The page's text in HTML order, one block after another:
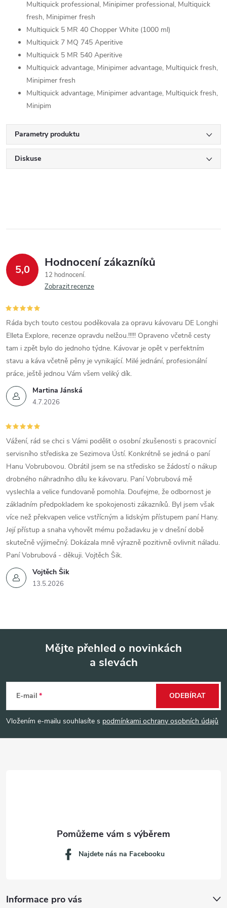
Multiquick professional, Minipimer professional, Multiquick
fresh, Minipimer fresh
Multiquick 5 MR 40 Chopper White (1000 ml)
Multiquick 7 MQ 745 Aperitive
Multiquick 5 MR 540 Aperitive
Multiquick advantage, Minipimer advantage, Multiquick fresh,
Minipimer fresh
Multiquick advantage, Minipimer advantage, Multiquick fresh,
Minipim
Parametry produktu
Diskuse
5,0 Hodnocení zákazníků
12 hodnocení
Zobrazit recenze
Martina Jánská
4.7.2026
Ráda bych touto cestou poděkovala za opravu kávovaru DE Longhi
Elleta Explore, recenze opravdu nelžou.!!!!! Opraveno včetně cesty
tam i zpět bylo do jednoho týdne. Kávovar je opět v perfektním
stavu a káva včetně pěny je vynikající. Milé jednání, profesionální
práce, ještě jednou Vám všem veliký dík.
Vojtěch Šik
13.5.2026
Vážení, rád se chci s Vámi podělit o osobní zkušenosti s pracovnicí
servisního střediska ze Sezimova Ústí. Konkrétně se jedná o paní
Hanu Vobrubovou. Obrátil jsem se na středisko se žádostí o nákup
drobného náhradního dílu ke kávovaru. Paní Vobrubová mě
vyslechla a velice fundovaně pomohla. Doufejme, že odbornost je
základním předpokladem ke spokojenosti zákazníků. Byl jsem však
více než překvapen velice vstřícným a lidským přístupem paní Hany.
Její přístup a snaha vyhovět mému požadavku je v dnešní době
skutečně výjimečný. Dokázala mně výrazně pozitivně ovlivnit náladu.
Paní Vobrubová - děkuji. Vojtěch Šik.
p
a
Mějte přehled o novinkách
a slevách
E-mail
Vložením e-mailu souhlasíte s podmínkami ochrany osobních údajů
ODEBÍRAT
Informace pro vás
Najdete nás na Facebooku